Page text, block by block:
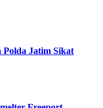
Polda Jatim Sikat